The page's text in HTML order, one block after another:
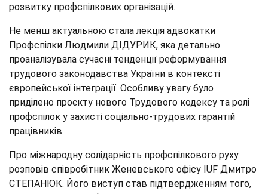
розвитку профспілкових організацій.
Не менш актуальною стала лекція адвокатки
Профспілки Людмили ДІДУРИК, яка детально
проаналізувала сучасні тенденції реформування
трудового законодавства України в контексті
європейської інтеграції. Особливу увагу було
приділено проєкту нового Трудового кодексу та ролі
профспілок у захисті соціально-трудових гарантій
працівників.
Про міжнародну солідарність профспілкового руху
розповів співробітник Женевського офісу IUF Дмитро
СТЕПАНЮК. Його виступ став підтвердженням того,